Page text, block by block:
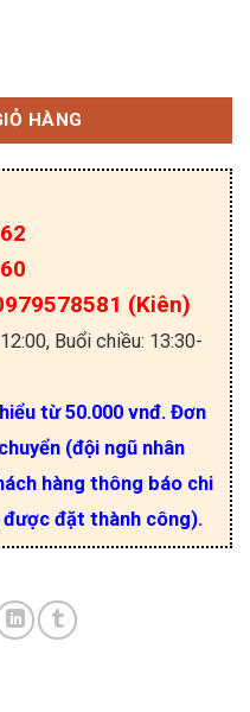
Diode 285A
HÀNG
(Kiên)
Buổi chiều: 13:30-
từ 50.000 vnđ. Đơn
(đội ngũ nhân
hàng thông báo chi
được đặt thành công).